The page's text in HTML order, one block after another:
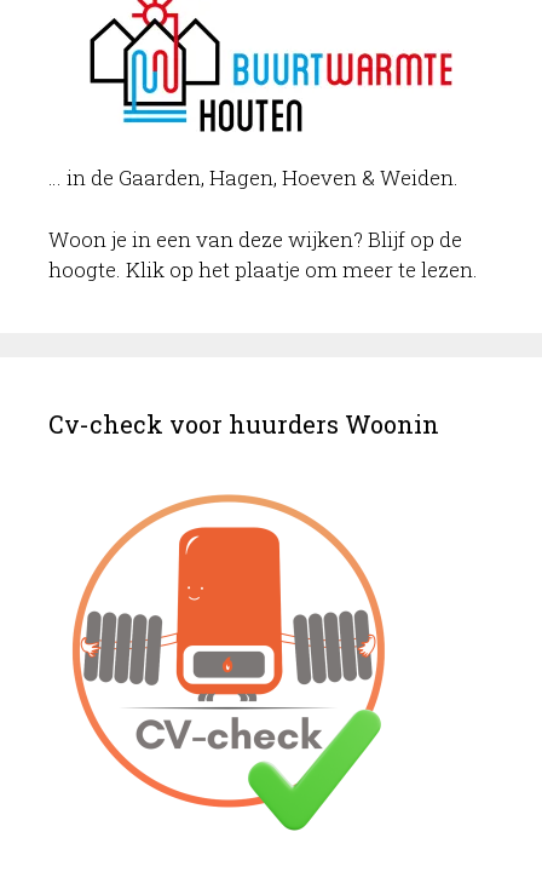
… in de Gaarden, Hagen, Hoeven & Weiden.
Woon je in een van deze wijken? Blijf op de
hoogte. Klik op het plaatje om meer te lezen.
Cv-check voor huurders Woonin